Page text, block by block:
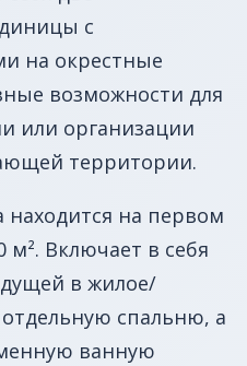
с
на окрестные
возможности для
или организации
территории.
на первом
м². Включает в себя
в жилое/
спальню, а
ванную